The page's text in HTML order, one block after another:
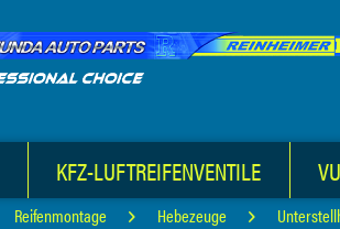
KFZ-LUFTREIFENVENTILE
Reifenmontage Hebezeuge